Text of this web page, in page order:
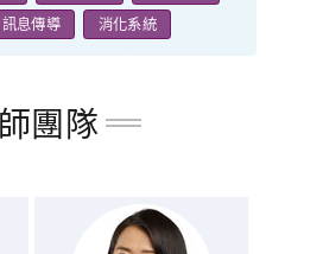
訊息傳導 消化系統
團隊